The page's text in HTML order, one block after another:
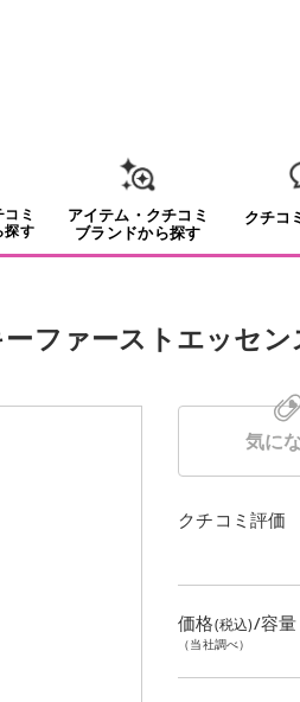
ミ
探す
アイテム・クチコミ
ブランドから探す
クチコ
ファーストエッセン
気に
クチコミ評価
価格(税込)/容量
（当社調べ）